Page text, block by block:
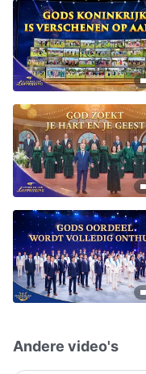
Andere video's